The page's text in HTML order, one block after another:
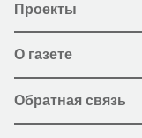
Проекты
О газете
Обратная связь